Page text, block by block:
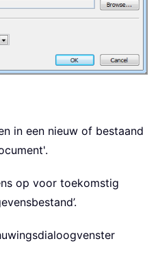
in een nieuw of bestaand
op voor toekomstig